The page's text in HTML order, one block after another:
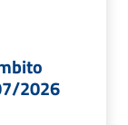
2026